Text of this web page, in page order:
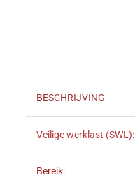
BESCHRIJVING
Veilige werklast (SWL):
Bereik: